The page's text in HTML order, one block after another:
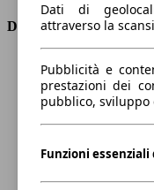
Dimensioni
Lunghezza
Altezza
Larghezza
Passo
Carico massimo
Porte
Dati di
attraverso la
Pubblicità e
prestazioni dei
pubblico, sviluppo
Funzioni essenziali